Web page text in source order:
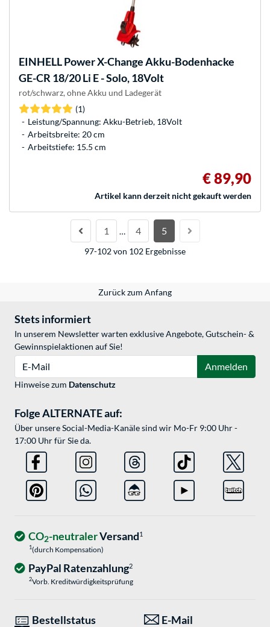
EINHELLPower X-Change Akku-Bodenhacke
GE-CR 18/20 Li E - Solo, 18Volt
rot/schwarz, ohne Akku und Ladegerät
(1)
Leistung/Spannung: Akku-Betrieb, 18Volt
Arbeitsbreite: 20 cm
Arbeitstiefe: 15.5 cm
€ 89,90
Artikel kann derzeit nicht gekauft werden
1 … 4 5
97-102 von 102 Ergebnisse
Zurück zum Anfang
Stets informiert
In unserem Newsletter warten exklusive Angebote, Gutschein- &
Gewinnspielaktionen auf Sie!
Anmelden
Hinweise zum Datenschutz
Folge ALTERNATE auf:
Über unsere Social-Media-Kanäle sind wir Mo-Fr 9:00 Uhr -
17:00 Uhr für Sie da.
CO2-neutralerVersand1
1(durch Kompensation)
PayPal Ratenzahlung2
2Vorb. Kreditwürdigkeitsprüfung
Bestellstatus
E-Mail